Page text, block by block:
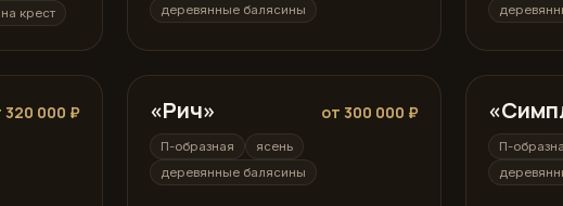
крест
деревянные балясины
320 000 ₽ П-образная
«Рич» от 300 000 ₽
П-образная
ясень
деревянные балясины
П-
П-